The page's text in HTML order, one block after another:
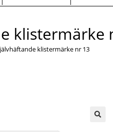
klistermärke
klistermärke nr 13